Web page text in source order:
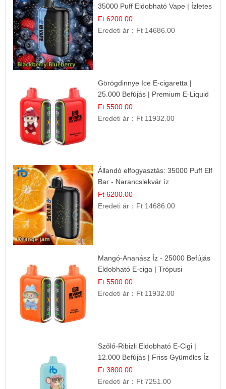
35000 Puff Eldobható Vape | Ízletes
Gyümölcsökombináció!
Ft 6200.00
Eredeti ár： Ft 14686.00
Görögdinnye Ice E-cigaretta |
25.000 Befújás | Premium E-Liquid
Ft 5500.00
Eredeti ár： Ft 11932.00
Állandó elfogyasztás: 35000 Puff Elf
Bar - Narancslekvár íz
Ft 6200.00
Eredeti ár： Ft 14686.00
Mangó-Ananász Íz - 25000 Befújás
Eldobható E-ciga | Trópusi
Gyümölcs Élmény!
Ft 5500.00
Eredeti ár： Ft 11932.00
Szőlő-Ribizli Eldobható E-Cigi |
12.000 Befújás | Friss Gyümölcs Íz
Ft 3800.00
Eredeti ár： Ft 7251.00